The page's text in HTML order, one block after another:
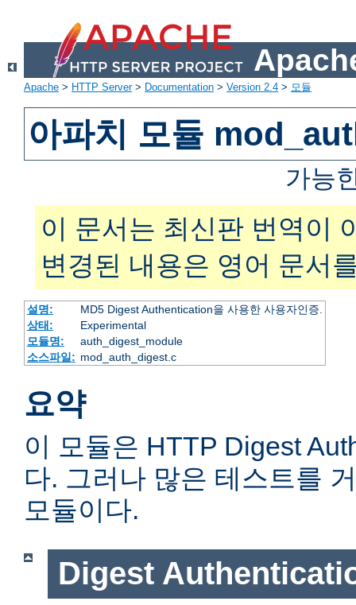
Apache > HTTP Server> Documentation > Version 2.4 > 모듈
아파치 모듈
가능
이 문서는 최신판 번역이
변경된 내용은 영어 문서
설명:
MD5 Digest Authentication을 사용한 사용자인증.
상태:
Experimental
모듈명:
auth_digest_module
소스파일: mod_auth_digest.c
요약
이 모듈은 HTTP Digest
다. 그러나 많은 테스트를
모듈이다.
Digest